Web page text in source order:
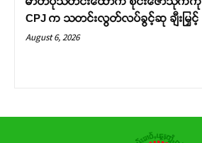
CPJ က သတင်းလွတ်လပ်ခွင့်ဆု ချီးမြှင့်
August 6, 2026